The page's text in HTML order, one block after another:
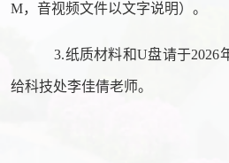
M，音视频文件以文字说明）。
3.纸质材料和U盘请于2026
给科技处李佳倩老师。